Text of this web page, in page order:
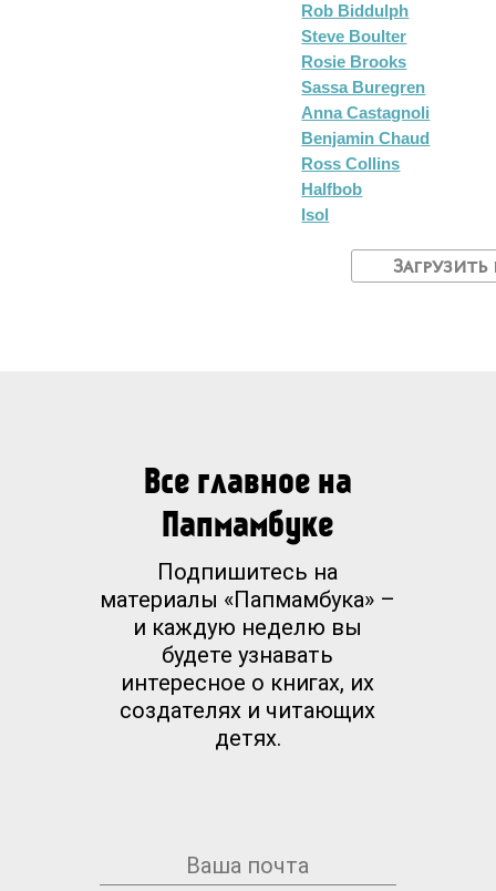
Rob Biddulph
Steve Boulter
Rosie Brooks
Sassa Buregren
Anna Castagnoli
Benjamin Chaud
Ross Collins
Halfbob
Isol
Все главное на
Папмамбуке
Подпишитесь на
материалы «Папмамбука» –
и каждую неделю вы
будете узнавать
интересное о книгах, их
создателях и читающих
детях.